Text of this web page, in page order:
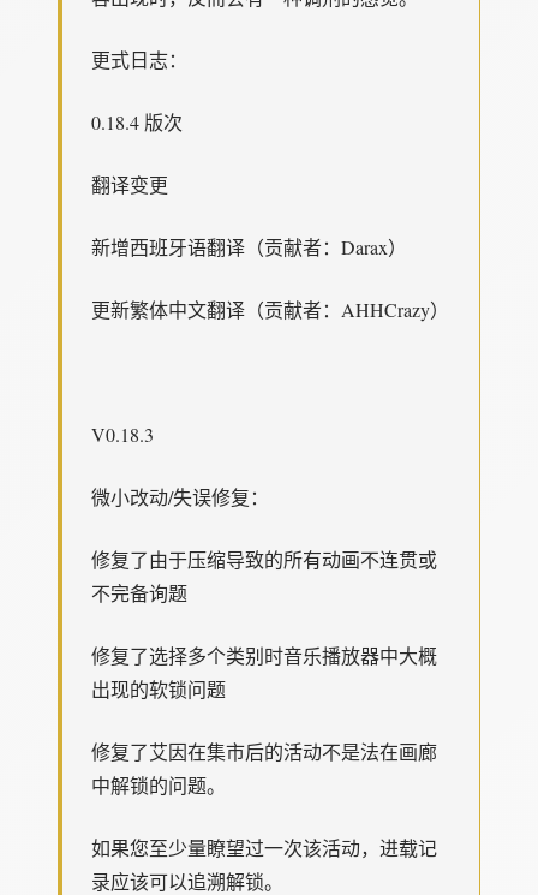
更式日志：
0.18.4 版次
翻译变更
新增西班牙语翻译（贡献者：Darax）
更新繁体中文翻译（贡献者：AHHCrazy）
V0.18.3
微小改动/失误修复：
修复了由于压缩导致的所有动画不连贯或
不完备询题
修复了选择多个类别时音乐播放器中大概
出现的软锁问题
修复了艾因在集市后的活动不是法在画廊
中解锁的问题。
如果您至少量瞭望过一次该活动，进载记
录应该可以追溯解锁。